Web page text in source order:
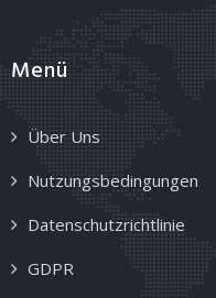
Menü
Über Uns
Nutzungsbedingungen
Datenschutzrichtlinie
GDPR